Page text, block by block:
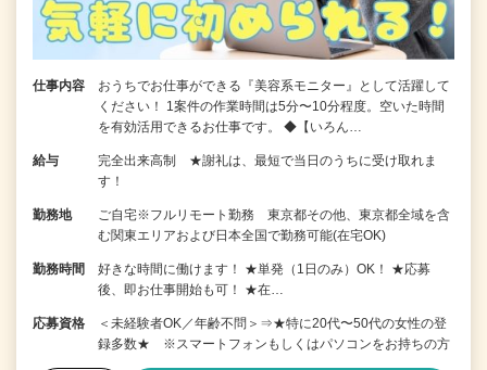
仕事内容
おうちでお仕事ができる『美容系モニター』として活躍して
ください！ 1案件の作業時間は5分〜10分程度。空いた時間
を有効活用できるお仕事です。 ◆【いろん…
給与
完全出来高制 ★謝礼は、最短で当日のうちに受け取れま
す！
勤務地
ご自宅※フルリモート勤務 東京都その他、東京都全域を含
む関東エリアおよび日本全国で勤務可能(在宅OK)
勤務時間
好きな時間に働けます！ ★単発（1日のみ）OK！ ★応募
後、即お仕事開始も可！ ★在…
応募資格
＜未経験者OK／年齢不問＞⇒★特に20代〜50代の女性の登
録多数★ ※スマートフォンもしくはパソコンをお持ちの方